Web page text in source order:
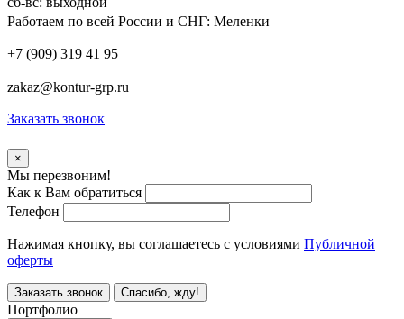
Работаем по всей России и СНГ: Меленки
+7 (909) 319 41 95
zakaz@kontur-grp.ru
Заказать звонок
×
Мы перезвоним!
Как к Вам обратиться
Телефон
Нажимая кнопку, вы соглашаетесь с условиями Публичной
оферты
Заказать звонок Спасибо, жду!
Портфолио